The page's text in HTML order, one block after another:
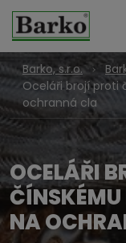
Barko, s.r.o.
Oceláři brojí proti
ochranná cla
OCELÁŘI
ČÍNSKÉMU
NA